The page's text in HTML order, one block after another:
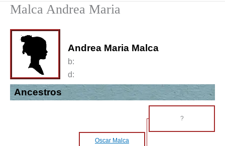
Malca Andrea Maria
Andrea Maria Malca
b:
d:
Ancestros
?
Oscar Malca